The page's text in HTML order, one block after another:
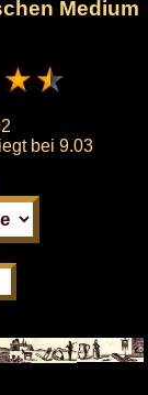
Medium
bei 9.03